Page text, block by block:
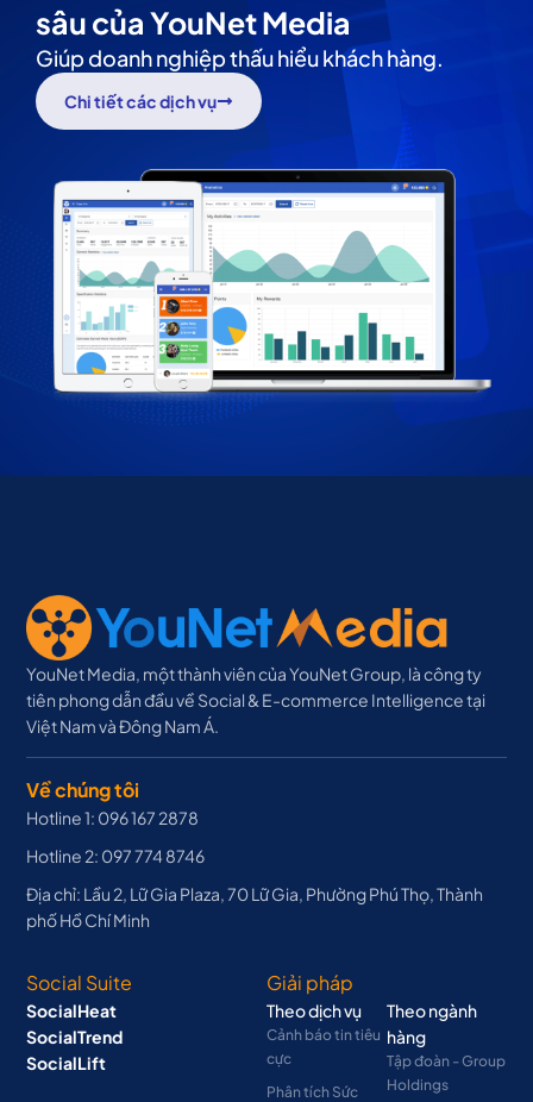
sâu của YouNet Media
Giúp doanh nghiệp thấu hiểu khách hàng.
Chi tiết các dịch vụ
YouNet Media, một thành viên của YouNet Group, là công ty
tiên phong dẫn đầu về Social & E-commerce Intelligence tại
Việt Nam và Đông Nam Á.
Về chúng tôi
Hotline 1: 096 167 2878
Hotline 2: 097 774 8746
Địa chỉ: Lầu 2, Lữ Gia Plaza, 70 Lữ Gia, Phường Phú Thọ, Thành
phố Hồ Chí Minh
Social Suite
SocialHeat
SocialTrend
SocialLift
Giải pháp
Theo dịch vụ
Cảnh báo tin tiêu
cực
Phân tích Sức
Theo ngành
hàng
Tập đoàn - Group
Holdings